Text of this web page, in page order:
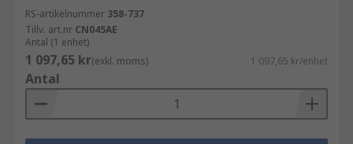
RS-artikelnummer 358-737
Tillv. art.nr CN045AE
Antal (1 enhet)
1 097,65 kr(exkl. moms) 1 097,65 kr/enhet
Antal